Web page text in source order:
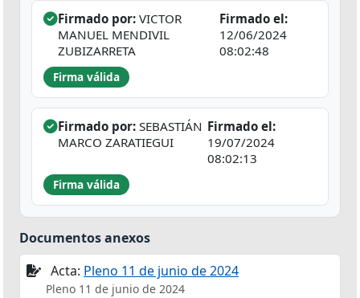
Firmado por: VICTOR
MANUEL MENDIVIL
ZUBIZARRETA
Firmado el:
12/06/2024
08:02:48
Firma válida
Firmado por: SEBASTIÁN
MARCO ZARATIEGUI
Firmado el:
19/07/2024
08:02:13
Firma válida
Documentos anexos
Acta: Pleno 11 de junio de 2024
Pleno 11 de junio de 2024